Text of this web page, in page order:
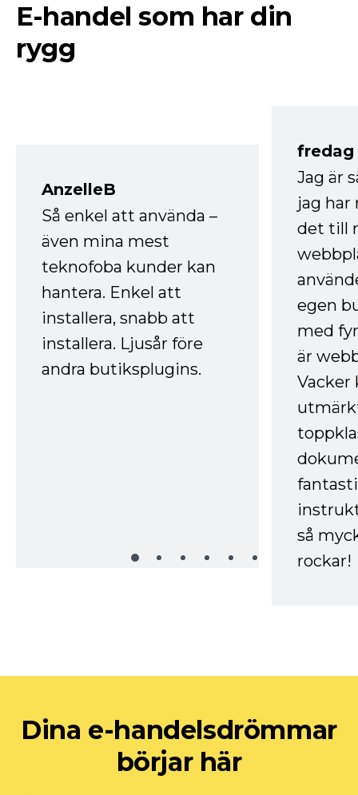
E-handel som har din
rygg
AnzelleB
Så enkel att använda –
även mina mest
teknofoba kunder kan
hantera. Enkel att
installera, snabb att
installera. Ljusår före
andra butiksplugins.
fredag
Jag är
jag
det till
egen
med
är
Vacker
så
rockar!
Dina e-handelsdrömmar
börjar här